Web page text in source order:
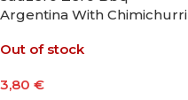
Argentina With Chimichurri
Out of stock
3,80 €